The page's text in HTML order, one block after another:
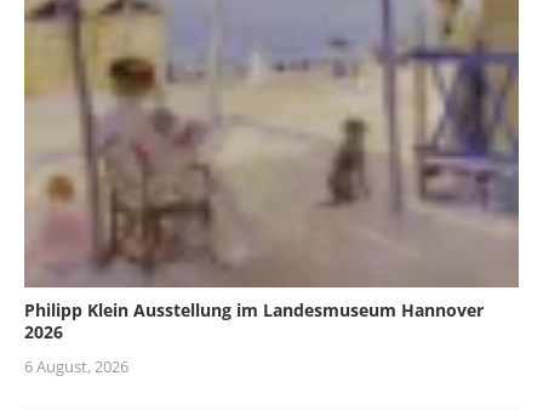
Philipp Klein Ausstellung im Landesmuseum Hannover
2026
6 August, 2026